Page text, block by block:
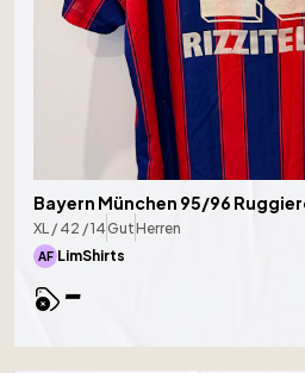
Bayern München 95/96
XL / 42 / 14GutHerren
AF LimShirts
-